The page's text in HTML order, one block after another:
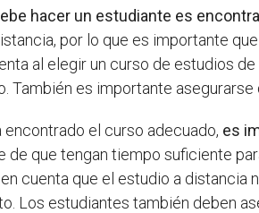
hacer un estudiante es
por lo que es importante
al elegir un curso de estudios
También es importante
encontrado el curso adecuado, es
de que tengan tiempo suficiente
cuenta que el estudio a distancia
Los estudiantes también deben